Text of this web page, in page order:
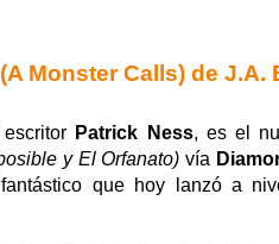
Monster Calls) de J.A.
Patrick Ness, es el
y El Orfanato)vía
que hoy lanzó a